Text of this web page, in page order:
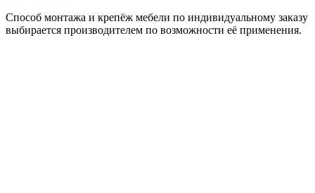
Способ монтажа и крепёж мебели по индивидуальному заказу
выбирается производителем по возможности её применения.